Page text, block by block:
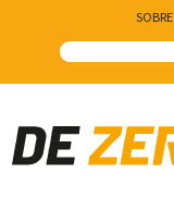
SOBRE
Main Navigation